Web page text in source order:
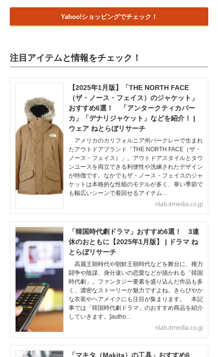
Yahoo!ショッピングでチェック！
注目アイテムと情報をチェック！
【2025年1月版】「THE NORTH FACE
（ザ・ノース・フェイス）のジャケット」
おすすめ6選！ 「アンタークティカパー
カ」「デナリジャケット」などを紹介！ |
ウェア ねとらぼリサーチ
アメリカのカリフォルニア州バークレーで生まれ
たアウトドアブランド「THE NORTH FACE（ザ・
ノース・フェイス）」。アウトドアスタイルとタウ
ンユースを両立できる利便性や洗練されたデザイン
が特徴です。なかでもザ・ノース・フェイスのジャ
ケットは本格的な性能のモデルが多く、寒い季節で
も幅広いシーンで着回せるアイテム…
nlab.itmedia.co.jp
「韓国時代劇ドラマ」おすすめ6選！ 3連
休のおともに【2025年1月版】 | ドラマ ね
とらぼリサーチ
高麗王朝時代や朝鮮王朝時代などを舞台に、権力
闘争や陰謀、身分違いの恋愛などが描かれる「韓国
時代劇」。ファンタジー要素を盛り込んだ作品も多
く、濃密なストーリーが魅力ですよね。きらびやか
な衣装やヘアメイクにも注目が集まります。 本記
事では「韓国時代劇ドラマ」のおすすめ商品を紹介
していきます。[autho…
nlab.itmedia.co.jp
「マキタ（Makita）の工具」おすすめ6